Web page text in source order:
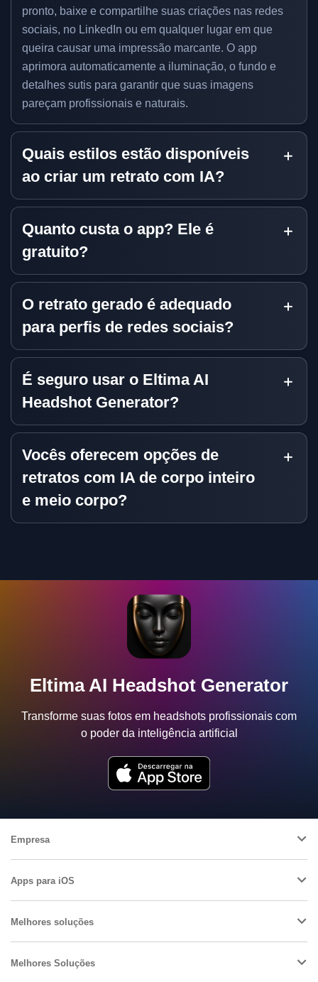
pronto, baixe e compartilhe suas criações nas redes
sociais, no LinkedIn ou em qualquer lugar em que
queira causar uma impressão marcante. O app
aprimora automaticamente a iluminação, o fundo e
detalhes sutis para garantir que suas imagens
pareçam profissionais e naturais.
Quais estilos estão disponíveis
ao criar um retrato com IA?
Quanto custa o app? Ele é
gratuito?
O retrato gerado é adequado
para perfis de redes sociais?
É seguro usar o Eltima AI
Headshot Generator?
Vocês oferecem opções de
retratos com IA de corpo inteiro
e meio corpo?
Eltima AI Headshot Generator
Transforme suas fotos em headshots profissionais com
o poder da inteligência artificial
Empresa
Apps para iOS
Melhores soluções
Melhores Soluções